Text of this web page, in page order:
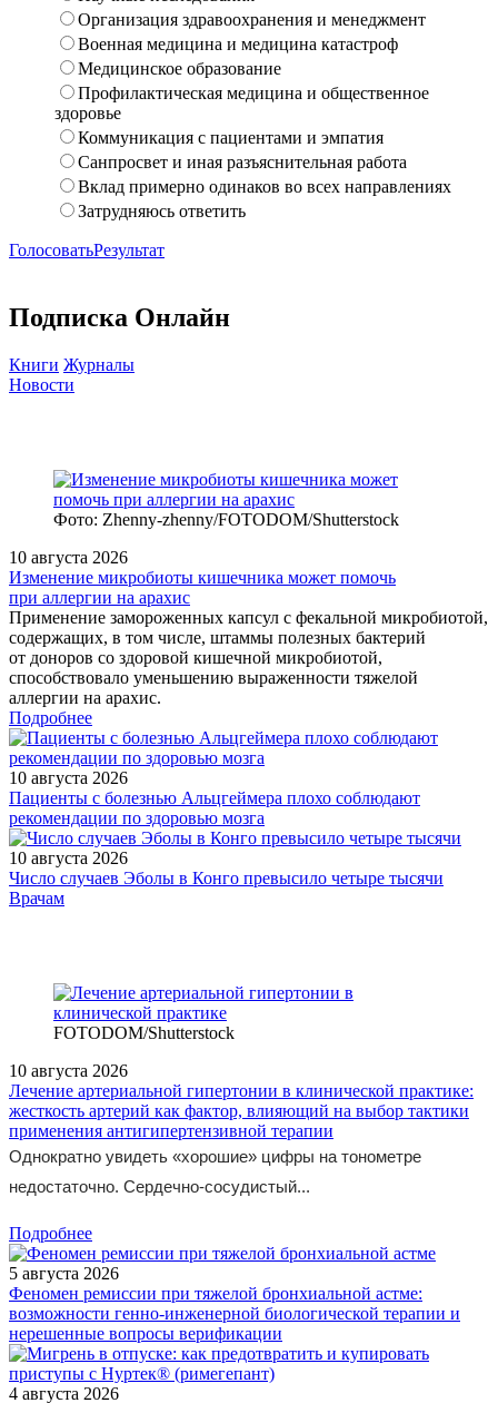
Организация здравоохранения и менеджмент
Военная медицина и медицина катастроф
Медицинское образование
Профилактическая медицина и общественное
здоровье
Коммуникация с пациентами и эмпатия
Санпросвет и иная разъяснительная работа
Вклад примерно одинаков во всех направлениях
Затрудняюсь ответить
ГолосоватьРезультат
Подписка Онлайн
Книги Журналы
Новости
Фото: Zhenny-zhenny/FOTODOM/Shutterstock
10 августа 2026
Изменение микробиоты кишечника может помочь
при аллергии на арахис
Применение замороженных капсул с фекальной микробиотой,
содержащих, в том числе, штаммы полезных бактерий
от доноров со здоровой кишечной микробиотой,
способствовало уменьшению выраженности тяжелой
аллергии на арахис.
Подробнее
10 августа 2026
Пациенты с болезнью Альцгеймера плохо соблюдают
рекомендации по здоровью мозга
10 августа 2026
Число случаев Эболы в Конго превысило четыре тысячи
/doctor/pulmonology/okonchatelnyy-diagnoz-v-otdelenii-
Врачам
FOTODOM/Shutterstock
10 августа 2026
Лечение артериальной гипертонии в клинической практике:
жесткость артерий как фактор, влияющий на выбор тактики
применения антигипертензивной терапии
Однократно увидеть «хорошие» цифры на тонометре
недостаточно. Сердечно-сосудистый...
Подробнее
5 августа 2026
Феномен ремиссии при тяжелой бронхиальной астме:
возможности генно-инженерной биологической терапии и
нерешенные вопросы верификации
4 августа 2026